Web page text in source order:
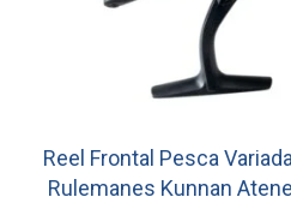
Reel Frontal Pesca
Rulemanes Kunnan